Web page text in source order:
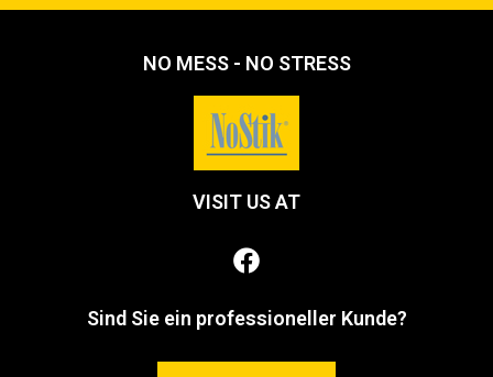
NO MESS - NO STRESS
VISIT US AT
Sind Sie ein professioneller Kunde?